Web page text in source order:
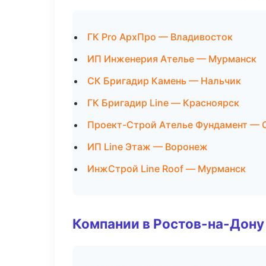
ГК Pro АрхПро — Владивосток
ИП Инженерия Ателье — Мурманск
СК Бригадир Камень — Нальчик
ГК Бригадир Line — Красноярск
Проект-Строй Ателье Фундамент —
ИП Line Этаж — Воронеж
ИнжСтрой Line Roof — Мурманск
Компании в Ростов-на-Дону